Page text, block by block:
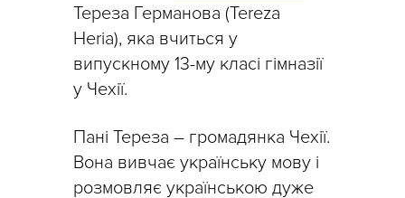
Тереза Германова (Tereza
Heria), яка вчиться у
випускному 13-му класі гімназії
у Чехії.
Пані Тереза – громадянка Чехії.
Вона вивчає українську мову і
розмовляє українською дуже